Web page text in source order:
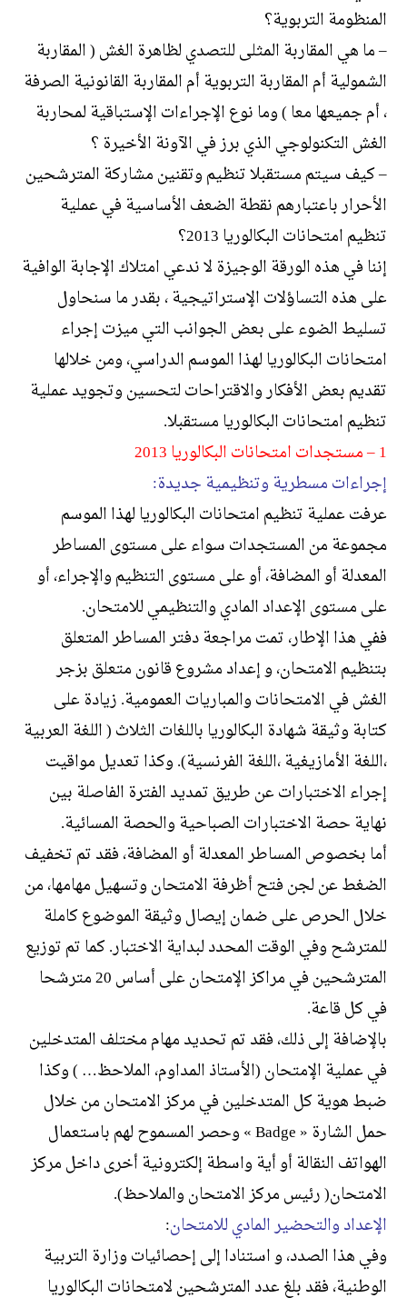
المنظومة التربوية؟
– ما هي المقاربة المثلى للتصدي لظاهرة الغش ( المقاربة
الشمولية أم المقاربة التربوية أم المقاربة القانونية الصرفة
، أم جميعها معا ) وما نوع الإجراءات الإستباقية لمحاربة
الغش التكنولوجي الذي برز في الآونة الأخيرة ؟
– كيف سيتم مستقبلا تنظيم وتقنين مشاركة المترشحين
الأحرار باعتبارهم نقطة الضعف الأساسية في عملية
تنظيم امتحانات البكالوريا 2013؟
إننا في هذه الورقة الوجيزة لا ندعي امتلاك الإجابة الوافية
على هذه التساؤلات الإستراتيجية ، بقدر ما سنحاول
تسليط الضوء على بعض الجوانب التي ميزت إجراء
امتحانات البكالوريا لهذا الموسم الدراسي، ومن خلالها
تقديم بعض الأفكار والاقتراحات لتحسين وتجويد عملية
تنظيم امتحانات البكالوريا مستقبلا.
1 – مستجدات امتحانات البكالوريا 2013
إجراءات مسطرية وتنظيمية جديدة:
عرفت عملية تنظيم امتحانات البكالوريا لهذا الموسم
مجموعة من المستجدات سواء على مستوى المساطر
المعدلة أو المضافة، أو على مستوى التنظيم والإجراء، أو
على مستوى الإعداد المادي والتنظيمي للامتحان.
ففي هذا الإطار، تمت مراجعة دفتر المساطر المتعلق
بتنظيم الامتحان، و إعداد مشروع قانون متعلق بزجر
الغش في الامتحانات والمباريات العمومية. زيادة على
كتابة وثيقة شهادة البكالوريا باللغات الثلاث ( اللغة العربية
،اللغة الأمازيغية ،اللغة الفرنسية). وكذا تعديل مواقيت
إجراء الاختبارات عن طريق تمديد الفترة الفاصلة بين
نهاية حصة الاختبارات الصباحية والحصة المسائية.
أما بخصوص المساطر المعدلة أو المضافة، فقد تم تخفيف
الضغط عن لجن فتح أظرفة الامتحان وتسهيل مهامها، من
خلال الحرص على ضمان إيصال وثيقة الموضوع كاملة
للمترشح وفي الوقت المحدد لبداية الاختبار. كما تم توزيع
المترشحين في مراكز الإمتحان على أساس 20 مترشحا
في كل قاعة.
بالإضافة إلى ذلك، فقد تم تحديد مهام مختلف المتدخلين
في عملية الإمتحان (الأستاذ المداوم، الملاحظ… ) وكذا
ضبط هوية كل المتدخلين في مركز الامتحان من خلال
حمل الشارة « Badge » وحصر المسموح لهم باستعمال
الهواتف النقالة أو أية واسطة إلكترونية أخرى داخل مركز
الامتحان( رئيس مركز الامتحان والملاحظ).
الإعداد والتحضير المادي للامتحان:
وفي هذا الصدد، و استنادا إلى إحصائيات وزارة التربية
الوطنية، فقد بلغ عدد المترشحين لامتحانات البكالوريا